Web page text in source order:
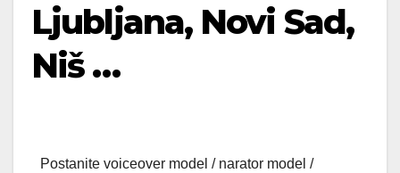
Ljubljana, Novi Sad,
Niš …
Postanite voiceover model / narator model /